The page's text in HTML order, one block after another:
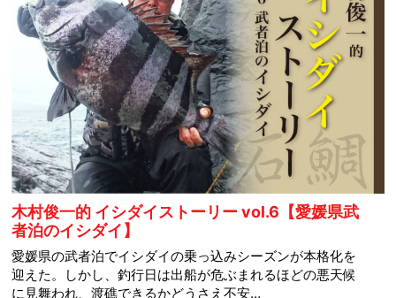
木村俊一的 イシダイストーリー vol.6【愛媛県武
者泊のイシダイ】
愛媛県の武者泊でイシダイの乗っ込みシーズンが本格化を
迎えた。しかし、釣行日は出船が危ぶまれるほどの悪天候
に見舞われ、渡礁できるかどうさえ不安…